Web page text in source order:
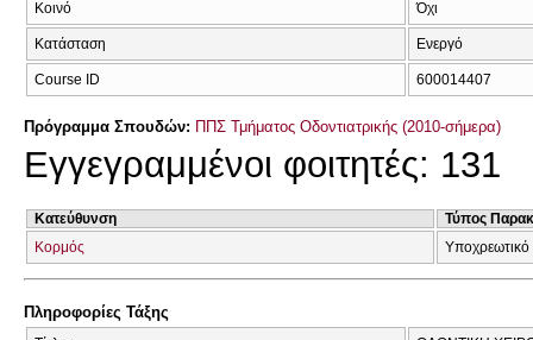
Κοινό Όχι
Κατάσταση Ενεργό
Course ID 600014407
Πρόγραμμα Σπουδών: ΠΠΣ Τμήματος Οδοντιατρικής (2010-σήμερα)
Εγγεγραμμένοι φοιτητές: 131
Κατεύθυνση
Τύπος
Κορμός
Υποχρεωτικό
Πληροφορίες Τάξης